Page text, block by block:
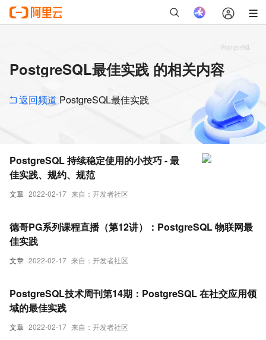
PostgreSQL最佳实践 的相关内容
返回频道 PostgreSQL最佳实践
文章 2022-02-17 来自：开发者社区
PostgreSQL 持续稳定使用的小技巧 - 最
佳实践、规约、规范
文章 2022-02-17 来自：开发者社区
德哥PG系列课程直播（第12讲）：PostgreSQL 物联网最
佳实践
文章 2022-02-17 来自：开发者社区
PostgreSQL技术周刊第14期：PostgreSQL 在社交应用领
域的最佳实践